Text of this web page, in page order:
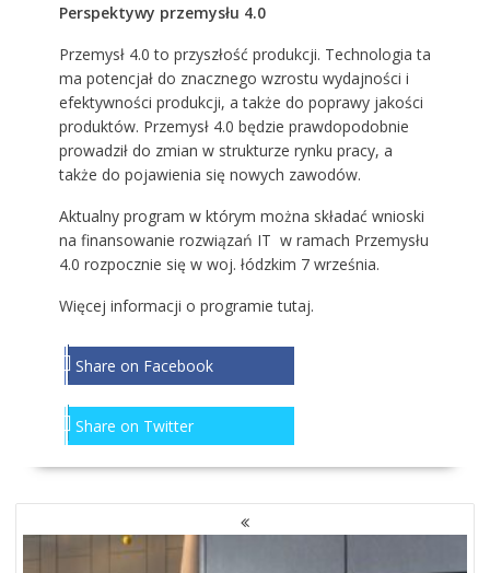
Perspektywy przemysłu 4.0
Przemysł 4.0 to przyszłość produkcji. Technologia ta
ma potencjał do znacznego wzrostu wydajności i
efektywności produkcji, a także do poprawy jakości
produktów. Przemysł 4.0 będzie prawdopodobnie
prowadził do zmian w strukturze rynku pracy, a
także do pojawienia się nowych zawodów.
Aktualny program w którym można składać wnioski
na finansowanie rozwiązań IT w ramach Przemysłu
4.0 rozpocznie się w woj. łódzkim 7 września.
Więcej informacji o programietutaj.
Share on Facebook
Share on Twitter
NAWIGACJA
PO